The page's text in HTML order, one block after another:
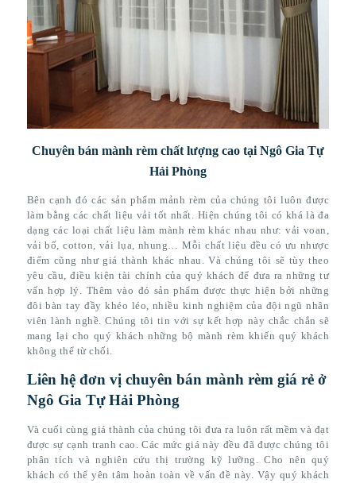
Chuyên bán mành rèm chất lượng cao tại Ngô Gia Tự
Hải Phòng
Bên cạnh đó các sản phẩm mảnh rèm của chúng tôi luôn được
làm bằng các chất liệu vải tốt nhất. Hiện chúng tôi có khá là đa
dạng các loại chất liệu làm mành rèm khác nhau như: vải voan,
vải bố, cotton, vải lụa, nhung… Mỗi chất liệu đều có ưu nhược
điểm cũng như giá thành khác nhau. Và chúng tôi sẽ tùy theo
yêu cầu, điều kiện tài chính của quý khách để đưa ra những tư
vấn hợp lý. Thêm vào đó sản phẩm được thực hiện bởi những
đôi bàn tay đầy khéo léo, nhiều kinh nghiệm của đội ngũ nhân
viên lành nghề. Chúng tôi tin với sự kết hợp này chắc chắn sẽ
mang lại cho quý khách những bộ mành rèm khiến quý khách
không thể từ chối.
Liên hệ đơn vị chuyên bán mành rèm giá rẻ ở
Ngô Gia Tự Hải Phòng
Và cuối cùng giá thành của chúng tôi đưa ra luôn rất mềm và đạt
được sự cạnh tranh cao. Các mức giá này đều đã được chúng tôi
phân tích và nghiên cứu thị trường kỹ lưỡng. Cho nên quý
khách có thể yên tâm hoàn toàn về vấn đề này. Vậy quý khách